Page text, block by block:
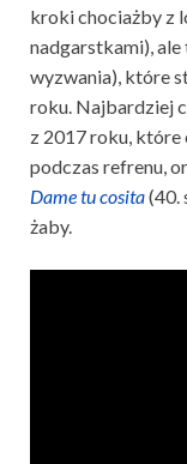
kroki chociażby z
nadgarstkami), ale
wyzwania), które
roku. Najbardziej
z 2017 roku,
podczas refrenu,
Dame tu cosita(40.
żaby.